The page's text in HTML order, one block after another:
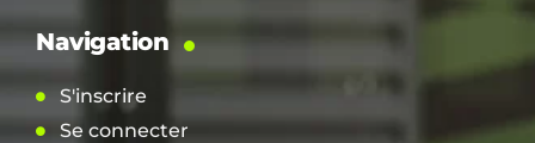
Navigation
S'inscrire
Se connecter